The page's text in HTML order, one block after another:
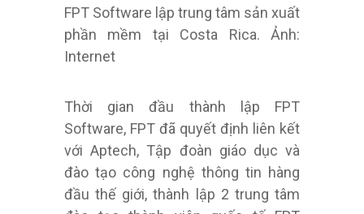
FPT Software lập trung tâm sản xuất
phần mềm tại Costa Rica. Ảnh:
Internet
Thời gian đầu thành lập FPT
Software, FPT đã quyết định liên kết
với Aptech, Tập đoàn giáo dục và
đào tạo công nghệ thông tin hàng
đầu thế giới, thành lập 2 trung tâm